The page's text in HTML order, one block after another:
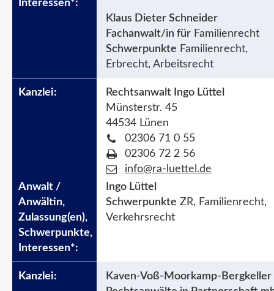
Klaus Dieter Schneider
Fachanwalt/in für Familienrecht
Schwerpunkte Familienrecht,
Erbrecht, Arbeitsrecht
Rechtsanwalt Ingo Lüttel
Münsterstr. 45
44534 Lünen
02306 71 0 55
02306 72 2 56
info@ra-luettel.de
Ingo Lüttel
Schwerpunkte ZR, Familienrecht,
Verkehrsrecht
Kaven-Voß-Moorkamp-Bergkeller